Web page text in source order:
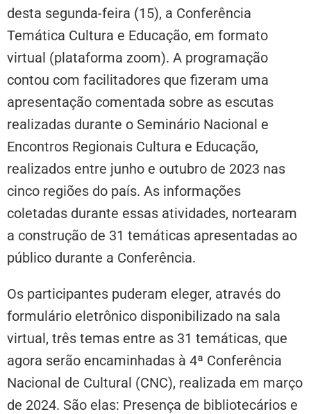
desta segunda-feira (15), a Conferência
Temática Cultura e Educação, em formato
virtual (plataforma zoom). A programação
contou com facilitadores que fizeram uma
apresentação comentada sobre as escutas
realizadas durante o Seminário Nacional e
Encontros Regionais Cultura e Educação,
realizados entre junho e outubro de 2023 nas
cinco regiões do país. As informações
coletadas durante essas atividades, nortearam
a construção de 31 temáticas apresentadas ao
público durante a Conferência.
Os participantes puderam eleger, através do
formulário eletrônico disponibilizado na sala
virtual, três temas entre as 31 temáticas, que
agora serão encaminhadas à 4ª Conferência
Nacional de Cultural (CNC), realizada em março
de 2024. São elas: Presença de bibliotecários e